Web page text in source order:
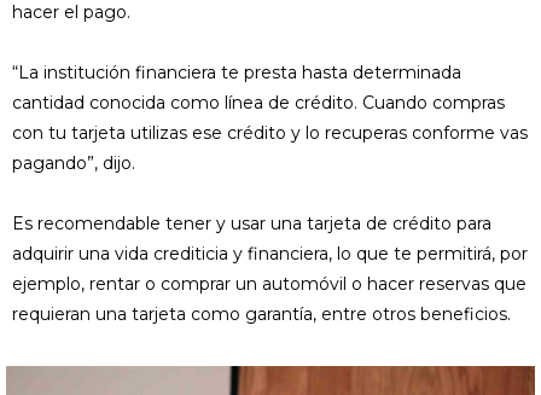
hacer el pago.
“La institución financiera te presta hasta determinada
cantidad conocida como línea de crédito. Cuando compras
con tu tarjeta utilizas ese crédito y lo recuperas conforme vas
pagando”, dijo.
Es recomendable tener y usar una tarjeta de crédito para
adquirir una vida crediticia y financiera, lo que te permitirá, por
ejemplo, rentar o comprar un automóvil o hacer reservas que
requieran una tarjeta como garantía, entre otros beneficios.